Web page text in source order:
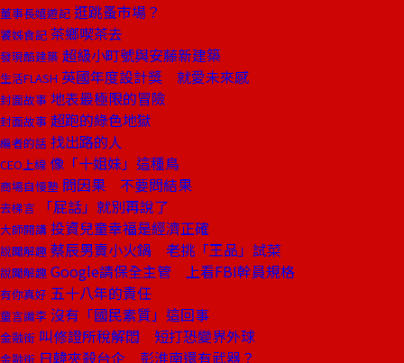
董事長嬉遊記 逛跳蚤市場？
饕姊食記 茶鄉喫茶去
發現酷建築 超級小町號與安藤新建築
生活FLASH 英國年度設計獎 就愛未來感
封面故事 地表最極限的冒險
封面故事 超跑的綠色地獄
編者的話 找出路的人
CEO上線 像「十姐妹」這種鳥
商場自慢塾 問因果 不要問結果
去梯言 「屁話」就別再說了
大師開講 投資兒童幸福是經濟正確
說聞解趣 蔡辰男賣小火鍋 老挑「王品」試菜
說聞解趣 Google請保全主管 上看FBI幹員規格
有你真好 五十八年的責任
童言識李 沒有「國民素質」這回事
金融街 叫修證所稅解悶 短打恐變界外球
金融街 日韓夾殺台企 彭淮南還有武器？